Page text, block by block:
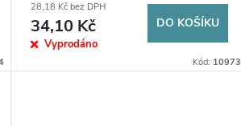
28,18 Kč bez DPH
34,10 Kč
Vyprodáno
DO KOŠÍKU
Kód: 10973